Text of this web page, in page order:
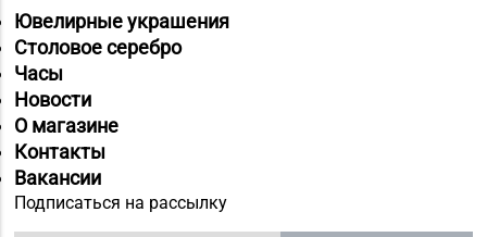
Ювелирные украшения
Столовое серебро
Часы
Новости
О магазине
Контакты
Вакансии
Подписаться на рассылку